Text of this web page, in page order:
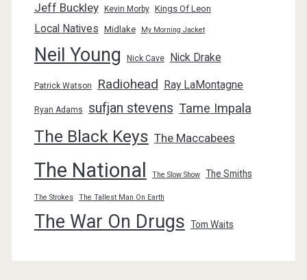
Jeff Buckley Kevin Morby Kings Of Leon
Local Natives Midlake My Morning Jacket
Neil Young Nick Cave Nick Drake
Patrick Watson Radiohead Ray LaMontagne
Ryan Adams sufjan stevens Tame Impala
The Black Keys The Maccabees
The National The Slow Show The Smiths
The Strokes The Tallest Man On Earth
The War On Drugs Tom Waits